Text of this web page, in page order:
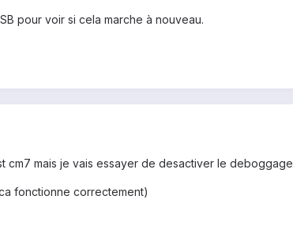
pour voir si cela marche à nouveau.
cm7 mais je vais essayer de desactiver le
fonctionne correctement)